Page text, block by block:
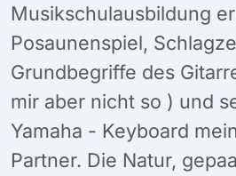
Musikschulausbildung
Posaunenspiel,
Grundbegriffe des
mir aber nicht so ) und
Yamaha - Keyboard
Partner. Die Natur,